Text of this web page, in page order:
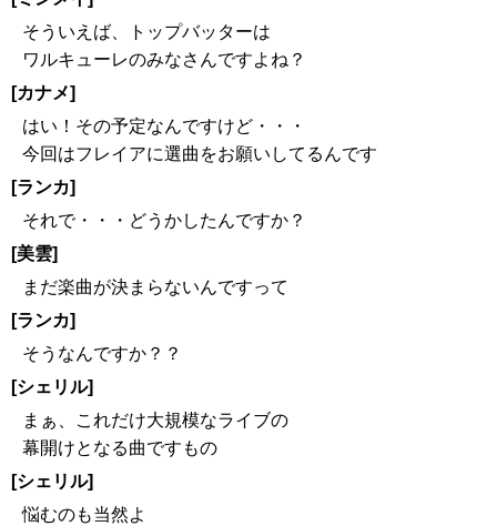
そういえば、トップバッターは
ワルキューレのみなさんですよね？
[カナメ]
はい！その予定なんですけど・・・
今回はフレイアに選曲をお願いしてるんです
[ランカ]
それで・・・どうかしたんですか？
[美雲]
まだ楽曲が決まらないんですって
[ランカ]
そうなんですか？？
[シェリル]
まぁ、これだけ大規模なライブの
幕開けとなる曲ですもの
[シェリル]
悩むのも当然よ